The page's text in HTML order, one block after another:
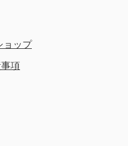
ョップ
項